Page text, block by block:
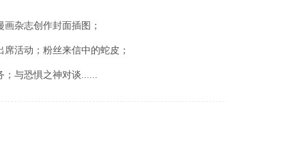
画杂志创作封面插图 ；
席活动 ；粉丝来信中的蛇皮；
；与恐惧之神对谈......